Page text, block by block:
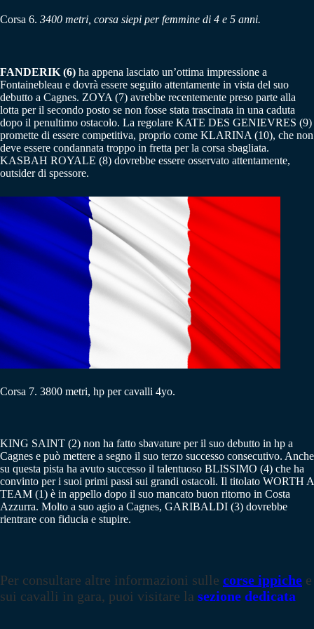
Corsa 6. 3400 metri, corsa siepi per femmine di 4 e 5 anni.
FANDERIK (6) ha appena lasciato un’ottima impressione a
Fontainebleau e dovrà essere seguito attentamente in vista del suo
debutto a Cagnes. ZOYA (7) avrebbe recentemente preso parte alla
lotta per il secondo posto se non fosse stata trascinata in una caduta
dopo il penultimo ostacolo. La regolare KATE DES GENIEVRES (9)
promette di essere competitiva, proprio come KLARINA (10), che non
deve essere condannata troppo in fretta per la corsa sbagliata.
KASBAH ROYALE (8) dovrebbe essere osservato attentamente,
outsider di spessore.
Corsa 7. 3800 metri, hp per cavalli 4yo.
KING SAINT (2) non ha fatto sbavature per il suo debutto in hp a
Cagnes e può mettere a segno il suo terzo successo consecutivo. Anche
su questa pista ha avuto successo il talentuoso BLISSIMO (4) che ha
convinto per i suoi primi passi sui grandi ostacoli. Il titolato WORTH A
TEAM (1) è in appello dopo il suo mancato buon ritorno in Costa
Azzurra. Molto a suo agio a Cagnes, GARIBALDI (3) dovrebbe
rientrare con fiducia e stupire.
Per consultare altre informazioni sulle corse ippiche e
sui cavalli in gara, puoi visitare la sezione dedicata